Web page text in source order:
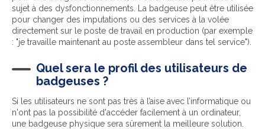
sujet à des dysfonctionnements. La badgeuse peut être utilisée
pour changer des imputations ou des services à la volée
directement sur le poste de travail en production (par exemple
: "je travaille maintenant au poste assembleur dans tel service").
Quel sera le profil des utilisateurs de
badgeuses ?
Si les utilisateurs ne sont pas très à l’aise avec l’informatique ou
n'ont pas la possibilité d'accéder facilement à un ordinateur,
une badgeuse physique sera sûrement la meilleure solution.